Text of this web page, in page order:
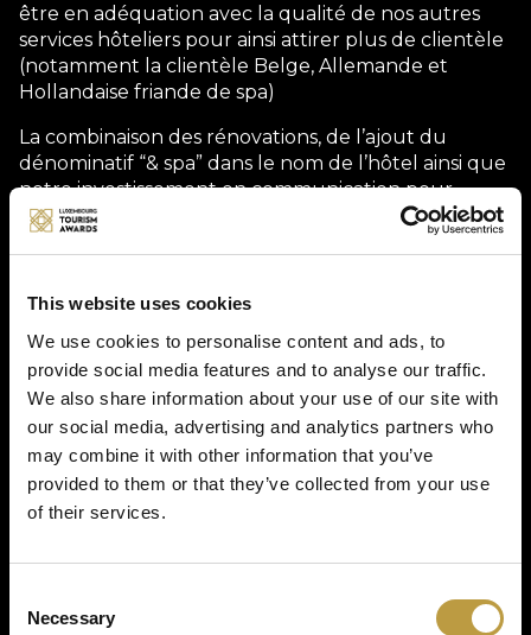
This website uses cookies
We use cookies to personalise content and ads, to
provide social media features and to analyse our traffic.
We also share information about your use of our site with
our social media, advertising and analytics partners who
may combine it with other information that you’ve
provided to them or that they’ve collected from your use
of their services.
Selection
Necessary
Description
En 2018 et 2019, l'hôtel a entrepris la rénovation
entière de son espace spa et bien-être afin de
proposer une offre hôtel et spa de qualité.
Galerie
être en adéquation avec la qualité de nos autres
services hôteliers pour ainsi attirer plus de clientèle
(notamment la clientèle Belge, Allemande et
Hollandaise friande de spa)
La combinaison des rénovations, de l’ajout du
dénominatif “& spa” dans le nom de l’hôtel ainsi que
notre investissement en communication pour
promouvoir ce nouvel atout nous a permis d’attirer
cette clientèle loisirs à la recherche de détente que
d’occupation en particulier les week-ends et